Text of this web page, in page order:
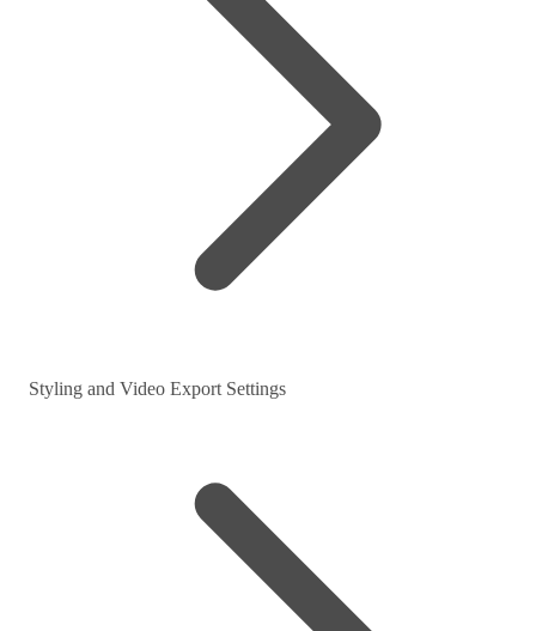
Styling and Video Export Settings